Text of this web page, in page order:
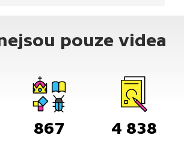
se můžete projet vláčkem. Mají tu
a našel se tu nejstarší hudební
pouze videa
867 4 838